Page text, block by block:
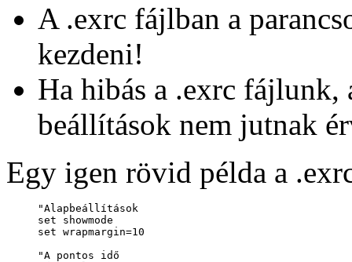
A .exrc fájlban a
kezdeni!
Ha hibás a .exrc fájlunk,
beállítások nem jutnak
Egy igen rövid példa a
"Alapbeállítások
set showmode
set wrapmargin=10
"A pontos idő